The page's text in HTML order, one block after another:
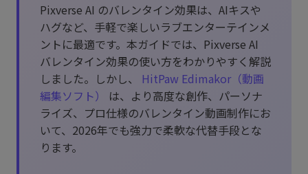
Pixverse AI のバレンタイン効果は、AIキスや
ハグなど、手軽で楽しいラブエンターテインメ
ントに最適です。本ガイドでは、Pixverse AI
バレンタイン効果の使い方をわかりやすく解説
しました。しかし、 HitPaw Edimakor（動画
編集ソフト） は、より高度な創作、パーソナ
ライズ、プロ仕様のバレンタイン動画制作にお
いて、2026年でも強力で柔軟な代替手段とな
ります。